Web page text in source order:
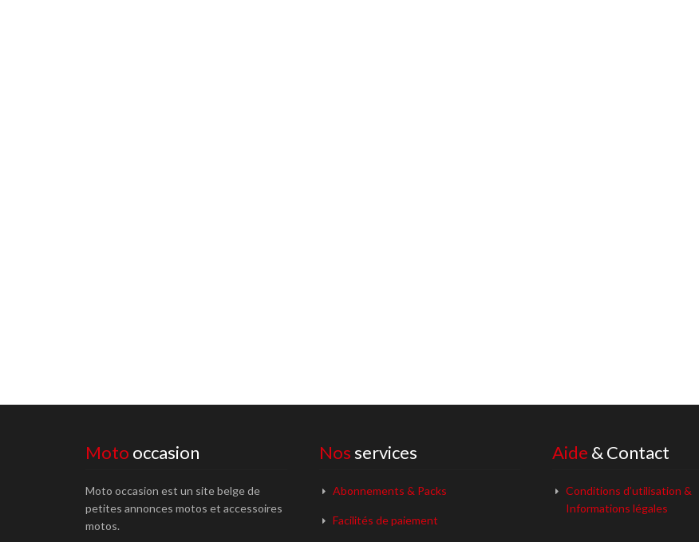
Moto occasion
Moto occasion est un site belge de
petites annonces motos et accessoires
motos.
Nos services
Abonnements & Packs
Facilités de paiement
Aide & Contact
Conditions d’utilisation &
Informations légales